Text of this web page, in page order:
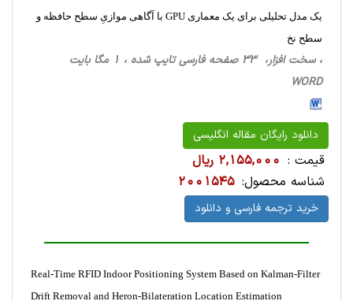
یک مدل تحلیلی برای یک معماری GPU با آگاهی موازیِ سطح حافظه و
سطح نخ
، سخت ‌افزار، 33 صفحه فارسی تایپ شده ، 1 مگا بایت
WORD
دانلود رایگان مقاله انگلیسی
قیمت : 2,155,000 ریال
شناسه محصول: 2001545
خرید ترجمه فارسی و دانلود
Real-Time RFID Indoor Positioning System Based on Kalman-Filter
Drift Removal and Heron-Bilateration Location Estimation